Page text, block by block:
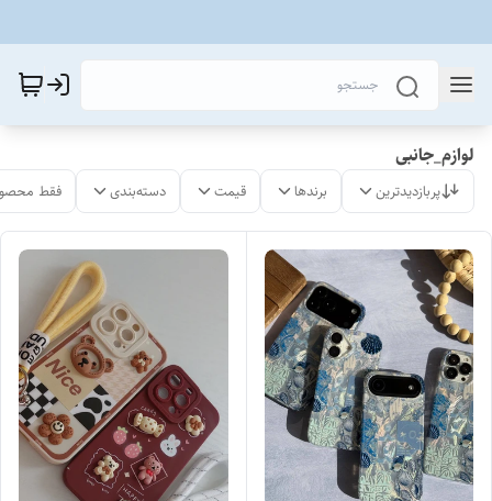
لوازم_جانبی
پربازدیدترین برندها قیمت دسته‌بندی فقط